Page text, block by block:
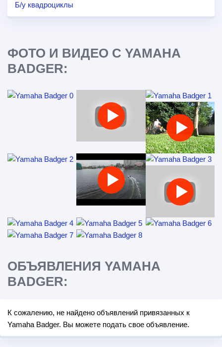
Б/у квадроциклы
ФОТО И ВИДЕО С YAMAHA
BADGER:
ОБЪЯВЛЕНИЯ YAMAHA
BADGER:
К сожалению, не найдено объявлений привязанных к
Yamaha Badger. Вы можете подать свое объявление.